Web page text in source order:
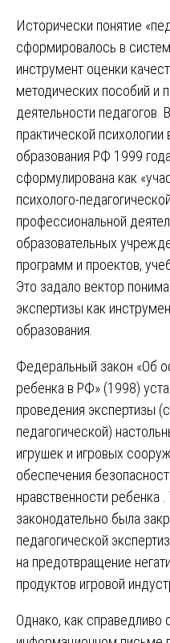
Исторически понятие
сформировалось в
инструмент оценки
методических пособий и
деятельности
практической
образования РФ 1999
сформулирована как
психолого-
профессиональной
образовательных
программ и проектов,
Это задало вектор
экспертизы как
образования.
Федеральный закон «Об
ребенка в РФ» (1998)
проведения экспертизы
педагогической)
игрушек и игровых
обеспечения
нравственности ребенка
законодательно была
педагогической
на предотвращение
продуктов игровой
Однако, как справедливо